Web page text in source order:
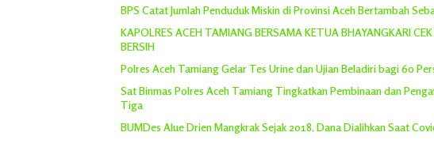
BPS Catat Jumlah Penduduk Miskin di Provinsi Aceh Bertambah
KAPOLRES ACEH TAMIANG BERSAMA KETUA BHAYANGKARI
BERSIH
Polres Aceh Tamiang Gelar Tes Urine dan Ujian Beladiri bagi 60
Sat Binmas Polres Aceh Tamiang Tingkatkan Pembinaan dan
Tiga
BUMDes Alue Drien Mangkrak Sejak 2018, Dana Dialihkan Saat